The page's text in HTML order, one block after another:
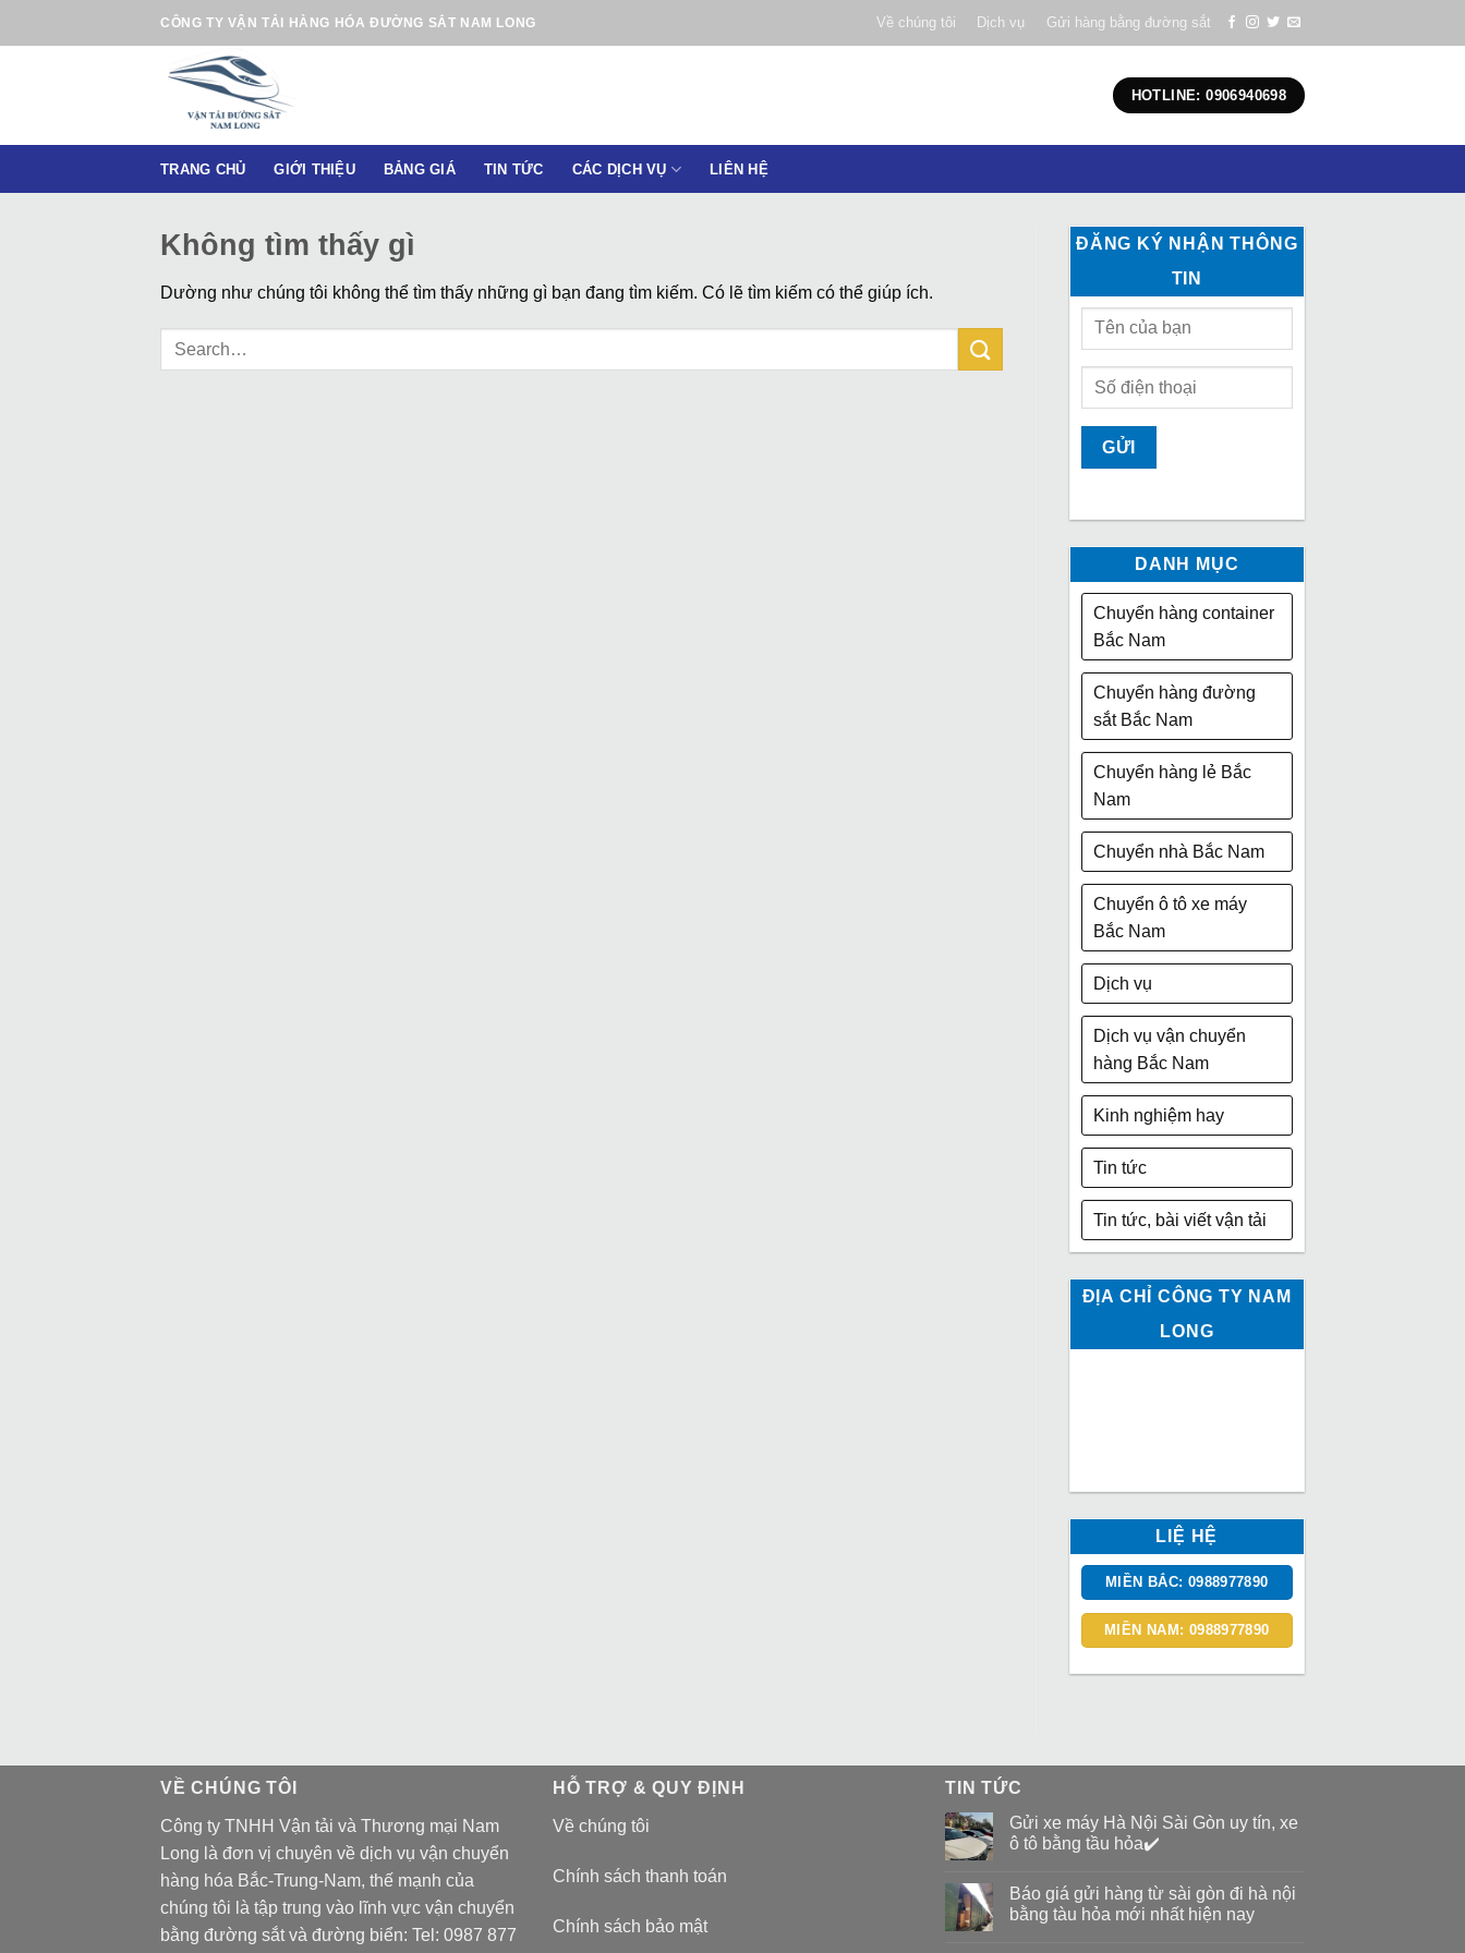
n
CÔNG TY VẬN TẢI HÀNG HÓA ĐƯỜNG SẮT NAM LONG Về chúng tôi Dịch vụ Gửi hàng bằng đường sắt
HOTLINE: 0906940698
TRANG CHỦ GIỚI THIỆU BẢNG GIÁ TIN TỨC CÁC DỊCH VỤ LIÊN HỆ
Không tìm thấy gì
Dường như chúng tôi không thể tìm thấy những gì bạn đang tìm kiếm. Có lẽ tìm kiếm có thể giúp ích.
ĐĂNG KÝ NHẬN THÔNG
TIN
DANH MỤC
Chuyển hàng container
Bắc Nam
Chuyển hàng đường
sắt Bắc Nam
Chuyển hàng lẻ Bắc
Nam
Chuyển nhà Bắc Nam
Chuyển ô tô xe máy
Bắc Nam
Dịch vụ
Dịch vụ vận chuyển
hàng Bắc Nam
Kinh nghiệm hay
Tin tức
Tin tức, bài viết vận tải
ĐỊA CHỈ CÔNG TY NAM
LONG
LIỆ HỆ
MIỀN BẮC: 0988977890
MIỀN NAM: 0988977890
VỀ CHÚNG TÔI
Công ty TNHH Vận tải và Thương mại Nam
Long là đơn vị chuyên về dịch vụ vận chuyển
hàng hóa Bắc-Trung-Nam, thế mạnh của
chúng tôi là tập trung vào lĩnh vực vận chuyển
bằng đường sắt và đường biển: Tel: 0987 877
HỖ TRỢ & QUY ĐỊNH
Về chúng tôi
Chính sách thanh toán
Chính sách bảo mật
TIN TỨC
Gửi xe máy Hà Nội Sài Gòn uy tín, xe
ô tô bằng tầu hỏa✔️
Báo giá gửi hàng từ sài gòn đi hà nội
bằng tàu hỏa mới nhất hiện nay